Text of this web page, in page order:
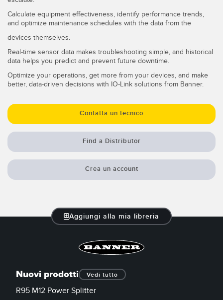
Calculate equipment effectiveness, identify performance trends,
and optimize maintenance schedules with the data from the
devices themselves.
Real-time sensor data makes troubleshooting simple, and historical
data helps you predict and prevent future downtime.
Optimize your operations, get more from your devices, and make
better, data-driven decisions with IO-Link solutions from Banner.
Contatta un tecnico
Find a Distributor
Crea un account
Aggiungi alla mia libreria
Nuovi prodotti Vedi tutto
R95 M12 Power Splitter